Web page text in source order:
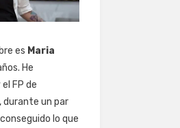
es Maria
He
FP de
durante un par
lo que